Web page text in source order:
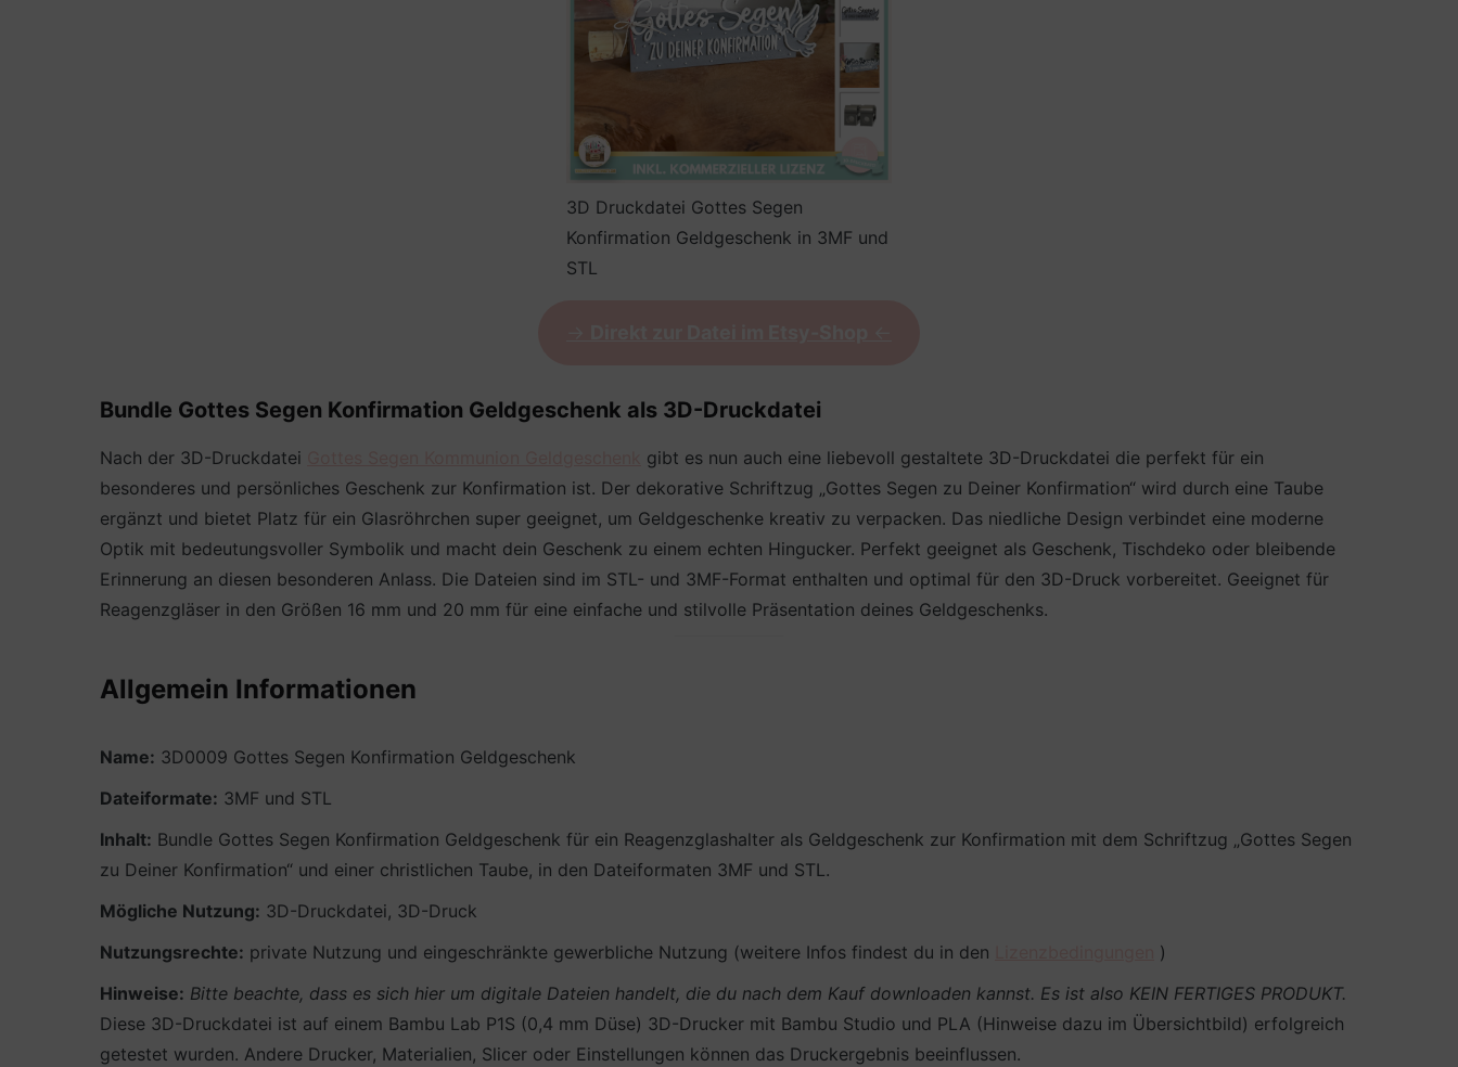
3D Druckdatei Gottes Segen
Konfirmation Geldgeschenk in 3MF und
STL
Bundle Gottes Segen Konfirmation Geldgeschenk als 3D-Druckdatei
Nach der 3D-Druckdatei
gibt es nun auch eine liebevoll gestaltete 3D-Druckdatei die perfekt für ein
besonderes und persönliches Geschenk zur Konfirmation ist. Der dekorative Schriftzug „Gottes Segen zu Deiner Konfirmation“ wird durch eine Taube
ergänzt und bietet Platz für ein Glasröhrchen super geeignet, um Geldgeschenke kreativ zu verpacken. Das niedliche Design verbindet eine moderne
Optik mit bedeutungsvoller Symbolik und macht dein Geschenk zu einem echten Hingucker. Perfekt geeignet als Geschenk, Tischdeko oder bleibende
Erinnerung an diesen besonderen Anlass. Die Dateien sind im STL- und 3MF-Format enthalten und optimal für den 3D-Druck vorbereitet. Geeignet für
Reagenzgläser in den Größen 16 mm und 20 mm für eine einfache und stilvolle Präsentation deines Geldgeschenks.
Allgemein Informationen
Name: 3D0009 Gottes Segen Konfirmation Geldgeschenk
Dateiformate: 3MF und STL
Inhalt: Bundle Gottes Segen Konfirmation Geldgeschenk für ein Reagenzglashalter als Geldgeschenk zur Konfirmation mit dem Schriftzug „Gottes Segen
zu Deiner Konfirmation“ und einer christlichen Taube, in den Dateiformaten 3MF und STL.
Mögliche Nutzung: 3D-Druckdatei, 3D-Druck
Nutzungsrechte: private Nutzung und eingeschränkte gewerbliche Nutzung (weitere Infos findest du in den
)
Hinweise: Bitte beachte, dass es sich hier um digitale Dateien handelt, die du nach dem Kauf downloaden kannst. Es ist also KEIN FERTIGES PRODUKT.
Diese 3D-Druckdatei ist auf einem Bambu Lab P1S (0,4 mm Düse) 3D-Drucker mit Bambu Studio und PLA (Hinweise dazu im Übersichtbild) erfolgreich
getestet wurden. Andere Drucker, Materialien, Slicer oder Einstellungen können das Druckergebnis beeinflussen.